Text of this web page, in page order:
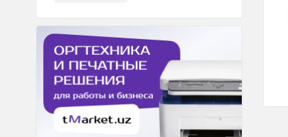
(SMART MEDIA" ЧП)